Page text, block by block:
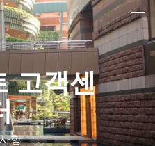
고객센
항